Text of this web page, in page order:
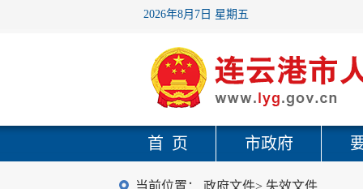
2026年8月7日 星期五
首 页 市政府
当前位置： 政府文件> 失效文件